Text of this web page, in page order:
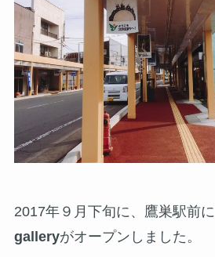
2017年９月下旬に、鷹巣駅前に
galleryがオープンしました。